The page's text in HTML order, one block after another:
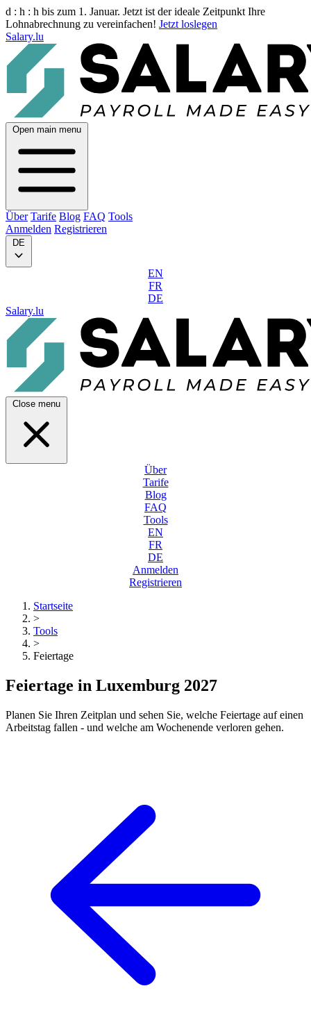
d : h : h bis zum 1. Januar. Jetzt ist der ideale Zeitpunkt Ihre
Lohnabrechnung zu vereinfachen! Jetzt loslegen
Salary.lu
Open main menu
Über Tarife Blog FAQ Tools
Anmelden Registrieren
DE
EN
FR
DE
Salary.lu
Close menu
Über
Tarife
Blog
FAQ
Tools
EN
FR
DE
Anmelden
Registrieren
Startseite
>
Tools
>
Feiertage
Feiertage in Luxemburg 2027
Planen Sie Ihren Zeitplan und sehen Sie, welche Feiertage auf einen
Arbeitstag fallen - und welche am Wochenende verloren gehen.